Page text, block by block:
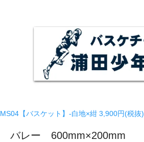
MS04【バスケット】-白地×紺 3,900円(税抜)
バレー 600mm×200mm